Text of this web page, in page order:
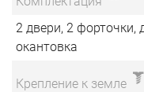
2 двери, 2 форточки,
окантовка
Крепление к земле